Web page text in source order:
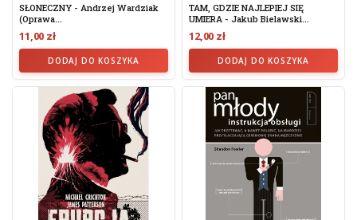
SŁONECZNY - Andrzej Wardziak
(Oprawa...
11,00 zł
DODAJ DO KOSZYKA
TAM, GDZIE NAJLEPIEJ SIĘ
UMIERA - Jakub Bielawski...
12,00 zł
DODAJ DO KOSZYKA